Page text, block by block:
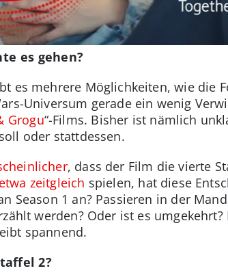
es gehen?
es mehrere Möglichkeiten, wie die
Universum gerade ein wenig
Grogu“-Films. Bisher ist nämlich
oder stattdessen.
, dass der Film die vierte
etwa zeitgleich spielen, hat diese
Season 1 an? Passieren in der
werden? Oder ist es umgekehrt?
spannend.
2?